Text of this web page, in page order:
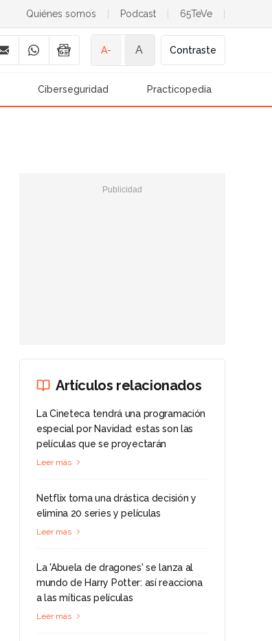
Quiénes somos Podcast 65TeVe
A- A Contraste
Ciberseguridad Practicopedia
Artículos relacionados
La Cineteca tendrá una programación
especial por Navidad: estas son las
películas que se proyectarán
Leer más
Netflix toma una drástica decisión y
elimina 20 series y películas
Leer más
La 'Abuela de dragones' se lanza al
mundo de Harry Potter: así reacciona
a las míticas películas
Leer más